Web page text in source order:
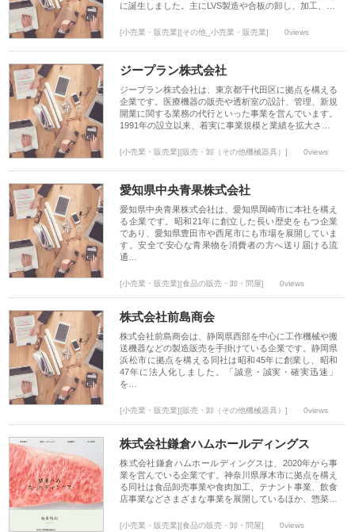
に誕生しました。主にLVS製造や合板の卸し、加工、…
[小売業・販売業][その他_小売業・販売業] 0views
ジープラン株式会社
ジープラン株式会社は、東京都千代田区に拠点を構える
企業です。医療機器の販売や透析室の設計、管理、新規
開業に関する業務の代行といった事業を営んでいます。
1991年の設立以来、着実に事業規模と業績を拡大さ…
[小売業・販売業][販売・卸（その他機械器具）] 0views
愛知県中央青果株式会社
愛知県中央青果株式会社は、愛知県岡崎市に本社を構え
る企業です。昭和21年に創立した長い歴史をもつ企業
であり、愛知県豊田市や西尾市にも市場を展開していま
す。安全で安心な青果物を消費者の方へ送り届ける流
通…
[小売業・販売業][食品の販売・卸・問屋] 0views
株式会社前島商会
株式会社前島商会は、静岡県西部を中心に工作機械や搬
送機器などの製造販売を手掛けている企業です。静岡県
浜松市に拠点を構える同社は昭和45年に創業し、昭和
47年に法人化しました。「誠意・誠実・確実迅速」
を…
[小売業・販売業][販売・卸（その他機械器具）] 0views
株式会社鎌倉ハムホールディングス
株式会社鎌倉ハムホールディングスは、2020年から事
業を営んでいる企業です。神奈川県厚木市に拠点を構え
る同社は食品卸売事業や食肉加工、テナント事業、飲食
店事業などさまざまな事業を展開しているほか、惣菜…
[小売業・販売業][食品の販売・卸・問屋] 0views